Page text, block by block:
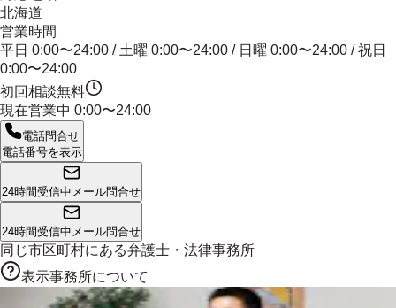
北海道
営業時間
平日 0:00〜24:00 / 土曜 0:00〜24:00 / 日曜 0:00〜24:00 / 祝日
0:00〜24:00
初回相談無料
現在営業中 0:00〜24:00
電話問合せ
電話番号を表示
24時間受信中 メール問合せ
24時間受信中 メール問合せ
同じ市区町村にある弁護士・法律事務所
表示事務所について